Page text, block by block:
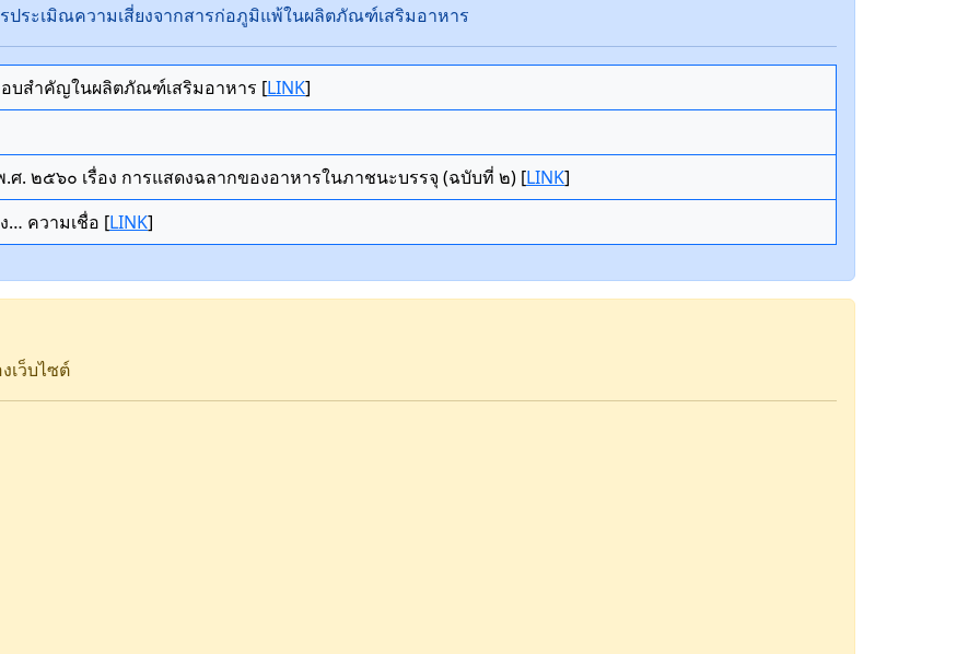
ประเมิณความเสี่ยงจากสารก่อภูมิแพ้ในผลิตภัณฑ์เสริมอาหาร
อบสำคัญในผลิตภัณฑ์เสริมอาหาร [LINK]
. ๒๕๖๐ เรื่อง การแสดงฉลากของอาหารในภาชนะบรรจุ (ฉบับที่ ๒) [LINK]
… ความเชื่อ [LINK]
เว็บไซต์